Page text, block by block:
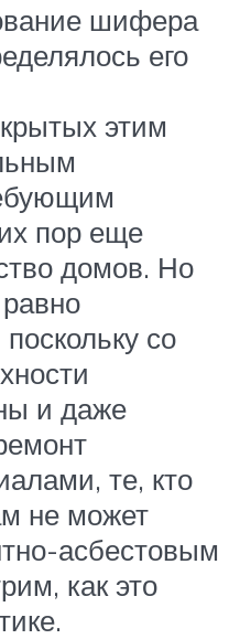
шифера
его
этим
пор еще
домов. Но
со
и даже
те, кто
не может
асбестовым
как это